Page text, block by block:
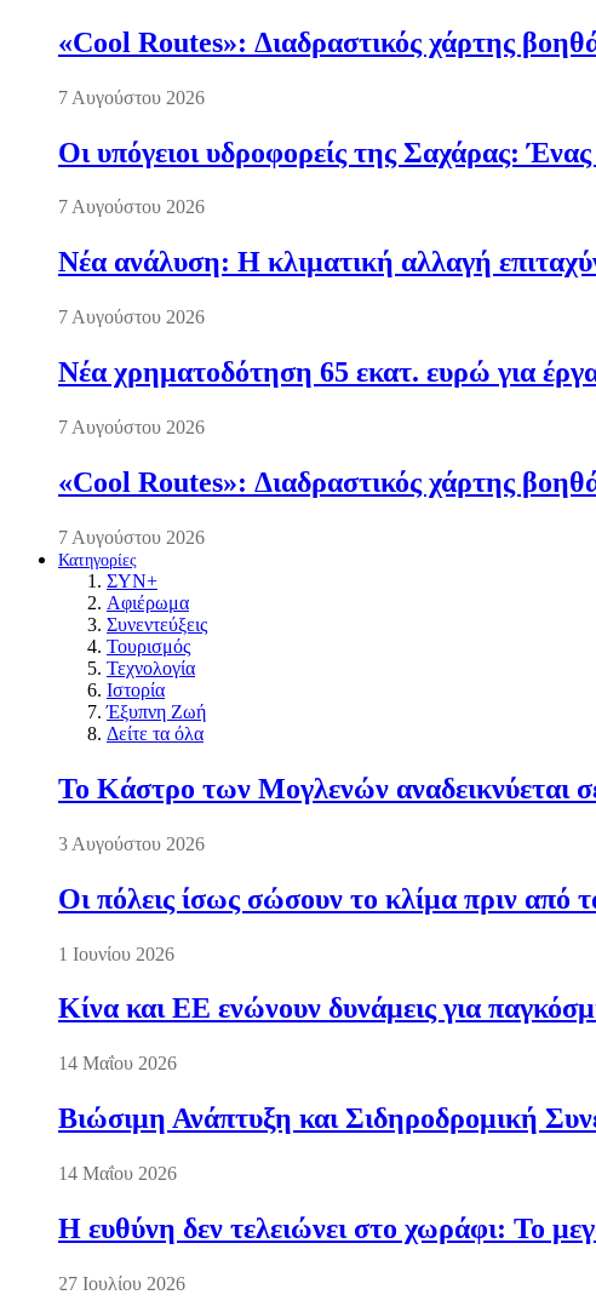
«Cool Routes»: Διαδραστικός χάρτης
7 Αυγούστου 2026
Οι υπόγειοι υδροφορείς της Σαχάρας:
7 Αυγούστου 2026
Νέα ανάλυση: Η κλιματική αλλαγή
7 Αυγούστου 2026
Νέα χρηματοδότηση 65 εκατ. ευρώ για
7 Αυγούστου 2026
«Cool Routes»: Διαδραστικός χάρτης
7 Αυγούστου 2026
Κατηγορίες
ΣΥΝ+
Αφιέρωμα
Συνεντεύξεις
Τουρισμός
Τεχνολογία
Ιστορία
Έξυπνη Ζωή
Δείτε τα όλα
Το Κάστρο των Μογλενών αναδεικνύεται
3 Αυγούστου 2026
Οι πόλεις ίσως σώσουν το κλίμα πριν από
1 Ιουνίου 2026
Κίνα και ΕΕ ενώνουν δυνάμεις για
14 Μαΐου 2026
Βιώσιμη Ανάπτυξη και Σιδηροδρομική
14 Μαΐου 2026
Η ευθύνη δεν τελειώνει στο χωράφι: Το
27 Ιουλίου 2026